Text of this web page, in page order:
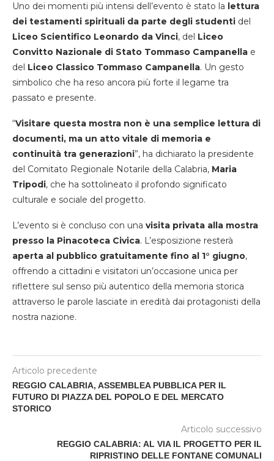
Uno dei momenti più intensi dell’evento è stato la lettura
dei testamenti spirituali da parte degli studenti del
Liceo Scientifico Leonardo da Vinci, del Liceo
Convitto Nazionale di Stato Tommaso Campanella e
del Liceo Classico Tommaso Campanella. Un gesto
simbolico che ha reso ancora più forte il legame tra
passato e presente.
“Visitare questa mostra non è una semplice lettura di
documenti, ma un atto vitale di memoria e
continuità tra generazioni”, ha dichiarato la presidente
del Comitato Regionale Notarile della Calabria, Maria
Tripodi, che ha sottolineato il profondo significato
culturale e sociale del progetto.
L’evento si è concluso con una visita privata alla mostra
presso la Pinacoteca Civica. L’esposizione resterà
aperta al pubblico gratuitamente fino al 1° giugno,
offrendo a cittadini e visitatori un’occasione unica per
riflettere sul senso più autentico della memoria storica
attraverso le parole lasciate in eredità dai protagonisti della
nostra nazione.
Articolo precedente
REGGIO CALABRIA, ASSEMBLEA PUBBLICA PER IL
FUTURO DI PIAZZA DEL POPOLO E DEL MERCATO
STORICO
Articolo successivo
REGGIO CALABRIA: AL VIA IL PROGETTO PER IL
RIPRISTINO DELLE FONTANE COMUNALI